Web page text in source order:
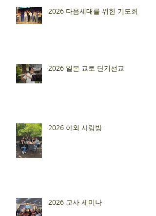
2026 다음세대를 위한 기도회
2026 일본 교토 단기선교
2026 야외 사랑방
2026 교사 세미나